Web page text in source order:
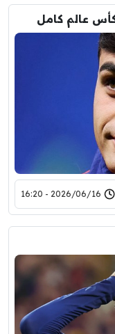
عالم كامل
2026/06/16 - 16:20